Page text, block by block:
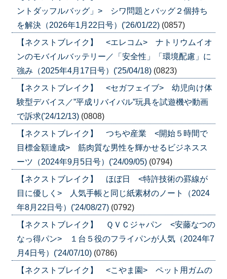
ントダッフルバッグ」> シワ問題とバッグ２個持ち
を解決（2026年1月22日号）('26/01/22) (0857)
【ネクストブレイク】 <エレコム> ナトリウムイオ
ンのモバイルバッテリー／「安全性」「環境配慮」に
強み（2025年4月17日号）('25/04/18) (0823)
【ネクストブレイク】 <セガフェイブ> 幼児向け体
験型デバイス／”平成リバイバル”玩具を試遊機や動画
で訴求('24/12/13) (0808)
【ネクストブレイク】 つちや産業 <開始５時間で
目標金額達成> 筋肉質な男性を輝かせるビジネスス
ーツ（2024年9月5日号）('24/09/05) (0794)
【ネクストブレイク】 ほぼ日 <特許技術の罫線が
目に優しく> 人気手帳と同じ紙素材のノート（2024
年8月22日号）('24/08/27) (0792)
【ネクストブレイク】 ＱＶＣジャパン <安藤なつの
なっ得パン> １台５役のフライパンが人気（2024年7
月4日号）('24/07/10) (0786)
【ネクストブレイク】 <こやま園> ペット用ガムの